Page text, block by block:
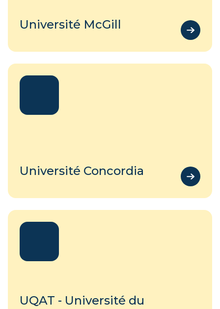
Université McGill
Université Concordia
UQAT - Université du